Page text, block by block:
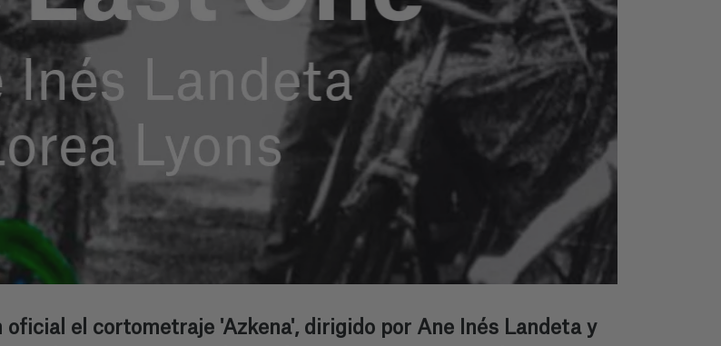
oficial el cortometraje 'Azkena', dirigido por Ane Inés Landeta y